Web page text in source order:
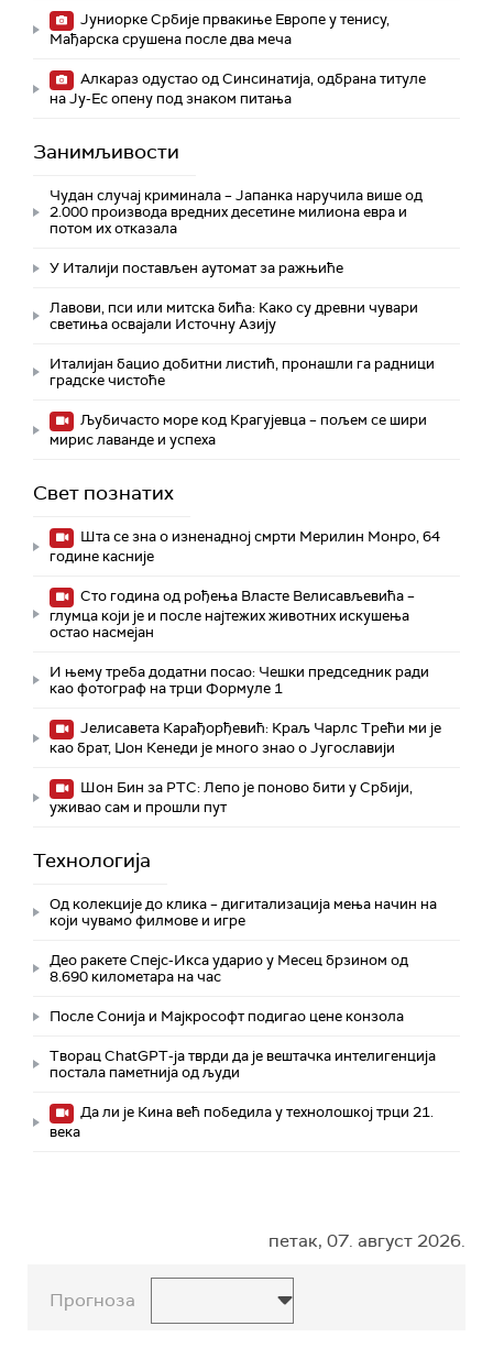
Јуниорке Србије првакиње Европе у тенису,
Мађарска срушена после два меча
Алкараз одустао од Синсинатија, одбрана титуле
на Ју-Ес опену под знаком питања
Занимљивости
Чудан случај криминала – Јапанка наручила више од
2.000 производа вредних десетине милиона евра и
потом их отказала
У Италији постављен аутомат за ражњиће
Лавови, пси или митска бића: Како су древни чувари
светиња освајали Источну Азију
Италијан бацио добитни листић, пронашли га радници
градске чистоће
Љубичасто море код Крагујевца – пољем се шири
мирис лаванде и успеха
Свет познатих
Шта се зна о изненадној смрти Мерилин Монро, 64
године касније
Сто година од рођења Власте Велисављевића –
глумца који је и после најтежих животних искушења
остао насмејан
И њему треба додатни посао: Чешки председник ради
као фотограф на трци Формуле 1
Јелисавета Карађорђевић: Краљ Чарлс Трећи ми је
као брат, Џон Кенеди је много знао о Југославији
Шон Бин за РТС: Лепо је поново бити у Србији,
уживао сам и прошли пут
Технологијa
Од колекције до клика – дигитализација мења начин на
који чувамо филмове и игре
Део ракете Спејс-Икса ударио у Месец брзином од
8.690 километара на час
После Сонија и Мајкрософт подигао цене конзола
Творац ChatGPT-ја тврди да је вештачка интелигенција
постала паметнија од људи
Да ли је Кина већ победила у технолошкој трци 21.
века
петак, 07. август 2026.
Прогноза